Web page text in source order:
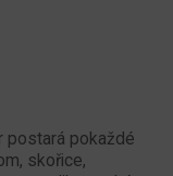
postará pokaždé
skořice,